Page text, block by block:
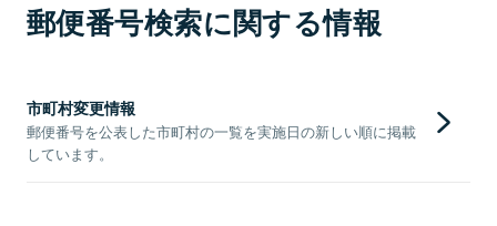
郵便番号検索に関する情報
市町村変更情報
郵便番号を公表した市町村の一覧を実施日の新しい順に掲載
しています。